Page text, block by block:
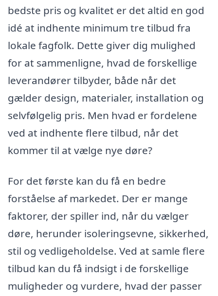
bedste pris og kvalitet er det altid en god
idé at indhente minimum tre tilbud fra
lokale fagfolk. Dette giver dig mulighed
for at sammenligne, hvad de forskellige
leverandører tilbyder, både når det
gælder design, materialer, installation og
selvfølgelig pris. Men hvad er fordelene
ved at indhente flere tilbud, når det
kommer til at vælge nye døre?
For det første kan du få en bedre
forståelse af markedet. Der er mange
faktorer, der spiller ind, når du vælger
døre, herunder isoleringsevne, sikkerhed,
stil og vedligeholdelse. Ved at samle flere
tilbud kan du få indsigt i de forskellige
muligheder og vurdere, hvad der passer